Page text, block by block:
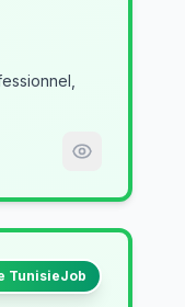
TunisieJob